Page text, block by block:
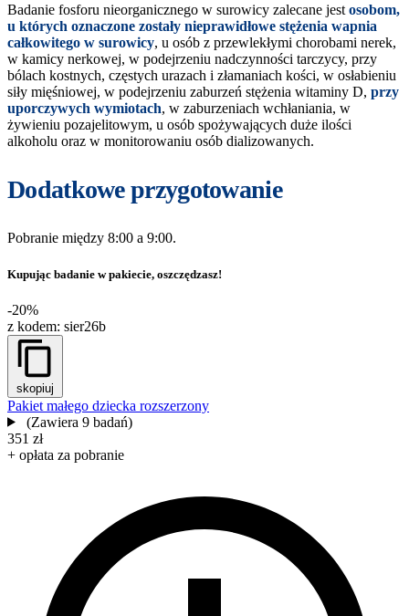
Badanie fosforu nieorganicznego w surowicy zalecane jest osobom,
u których oznaczone zostały nieprawidłowe stężenia wapnia
całkowitego w surowicy, u osób z przewlekłymi chorobami nerek,
w kamicy nerkowej, w podejrzeniu nadczynności tarczycy, przy
bólach kostnych, częstych urazach i złamaniach kości, w osłabieniu
siły mięśniowej, w podejrzeniu zaburzeń stężenia witaminy D, przy
uporczywych wymiotach, w zaburzeniach wchłaniania, w
żywieniu pozajelitowym, u osób spożywających duże ilości
alkoholu oraz w monitorowaniu osób dializowanych.
Dodatkowe przygotowanie
Pobranie między 8:00 a 9:00.
Kupując badanie w pakiecie, oszczędzasz!
-20%
z kodem: sier26b
skopiuj
Pakiet małego dziecka rozszerzony
(Zawiera 9 badań)
351 zł
+ opłata za pobranie